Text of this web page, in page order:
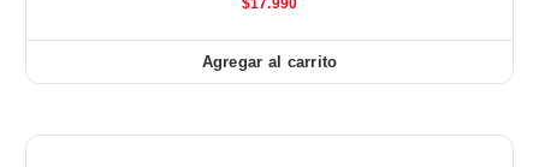
$17.990
Agregar al carrito